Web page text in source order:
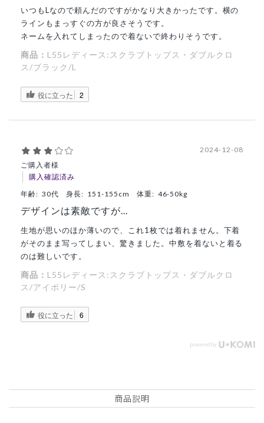
いつもLなので頼んだのですがかなり大きかったです。横の
ラインもまっすぐの方が良さそうです。
ネームを入れてしまったので着ないで終わりそうです。
商品： L55レディース:スクラブトップス・ダブルクロ
ス/ブラック/L
役に立った 2
ご購入者様
購入確認済み
2024-12-08
年齢: 30代 身長: 151-155cm 体重: 46-50kg
デザインは素敵ですが...
生地が思いのほか薄いので、これ1枚では着れません。下着
がそのまま写ってしまい、驚きました。中敷を着ないと着る
のは難しいです。
商品： L55レディース:スクラブトップス・ダブルクロ
ス/アイボリー/S
役に立った 6
商品説明